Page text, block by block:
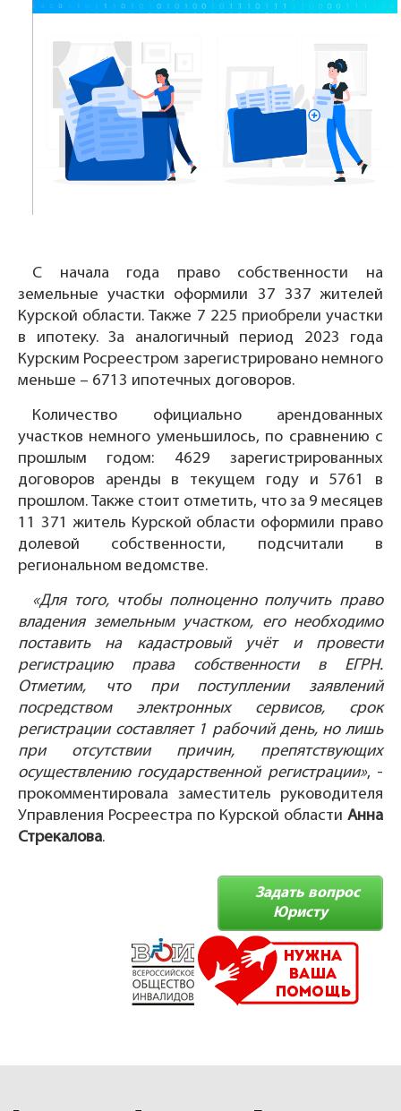
С начала года право собственности на
земельные участки оформили 37 337 жителей
Курской области. Также 7 225 приобрели участки
в ипотеку. За аналогичный период 2023 года
Курским Росреестром зарегистрировано немного
меньше – 6713 ипотечных договоров.
Количество официально арендованных
участков немного уменьшилось, по сравнению с
прошлым годом: 4629 зарегистрированных
договоров аренды в текущем году и 5761 в
прошлом. Также стоит отметить, что за 9 месяцев
11 371 житель Курской области оформили право
долевой собственности, подсчитали в
региональном ведомстве.
«Для того, чтобы полноценно получить право
владения земельным участком, его необходимо
поставить на кадастровый учёт и провести
регистрацию права собственности в ЕГРН.
Отметим, что при поступлении заявлений
посредством электронных сервисов, срок
регистрации составляет 1 рабочий день, но лишь
при отсутствии причин, препятствующих
осуществлению государственной регистрации», -
прокомментировала заместитель руководителя
Управления Росреестра по Курской области Анна
Стрекалова.
Задать вопрос
Юристу